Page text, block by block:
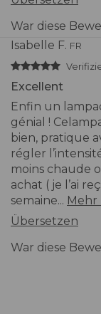
War diese
Isabelle F. FR
Excellent
Enfin un
génial !
bien, pratique
régler
moins chaude
achat ( je l’ai
semaine... Mehr
Übersetzen
War diese